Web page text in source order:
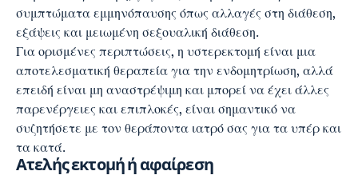
συμπτώματα εμμηνόπαυσης όπως αλλαγές στη διάθεση,
εξάψεις και μειωμένη σεξουαλική διάθεση.
Για ορισμένες περιπτώσεις, η υστερεκτομή είναι μια
αποτελεσματική θεραπεία για την ενδομητρίωση, αλλά
επειδή είναι μη αναστρέψιμη και μπορεί να έχει άλλες
παρενέργειες και επιπλοκές, είναι σημαντικό να
συζητήσετε με τον θεράποντα ιατρό σας για τα υπέρ και
τα κατά.
Ατελής εκτομή ή αφαίρεση